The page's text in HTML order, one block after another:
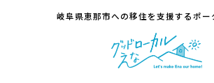
岐阜県恵那市への移住を支援するポー